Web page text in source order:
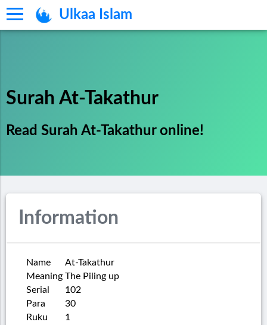
Ulkaa Islam
Surah At-Takathur
Read Surah At-Takathur online!
Information
Name
At-Takathur
Meaning The Piling up
Serial
102
Para
30
Ruku
1